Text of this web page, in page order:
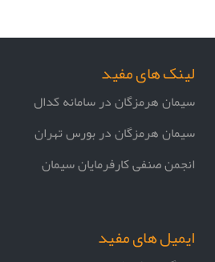
لینک های مفید
سیمان هرمزگان در سامانه کدال
سیمان هرمزگان در بورس تهران
انجمن صنفی کارفرمایان سیمان
ایمیل های مفید